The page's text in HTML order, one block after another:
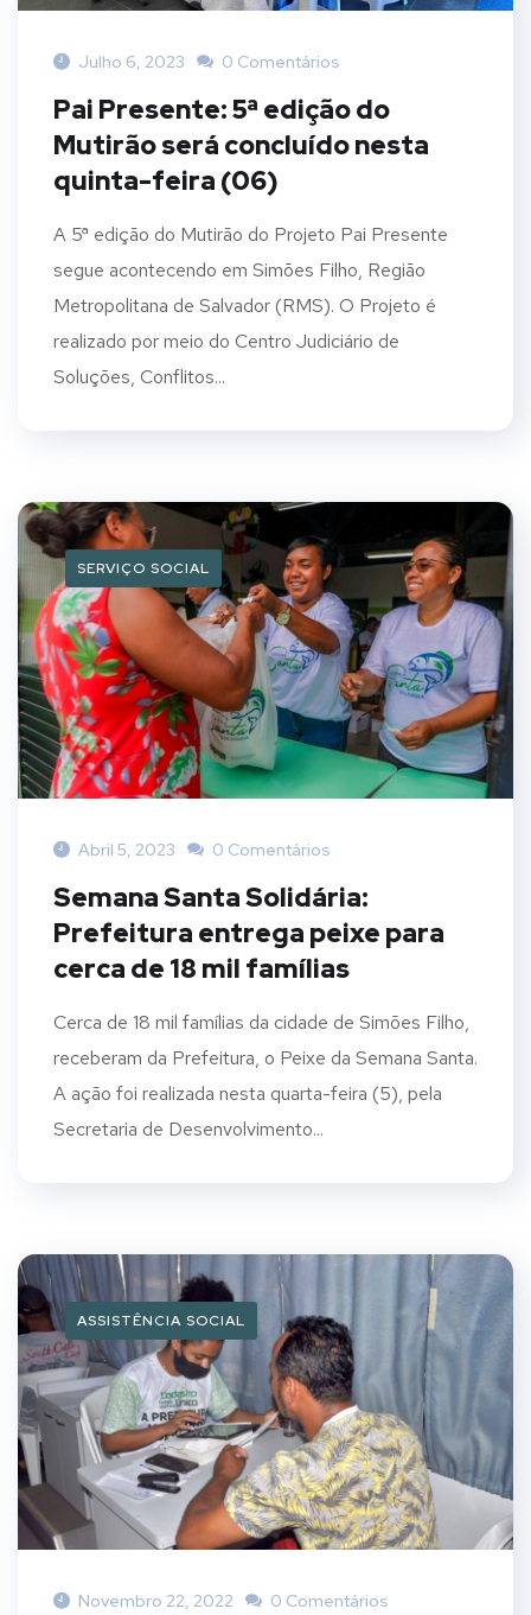
Julho 6, 2023 0 Comentários
Pai Presente: 5ª edição do
Mutirão será concluído nesta
quinta-feira (06)
A 5ª edição do Mutirão do Projeto Pai Presente
segue acontecendo em Simões Filho, Região
Metropolitana de Salvador (RMS). O Projeto é
realizado por meio do Centro Judiciário de
Soluções, Conflitos...
SERVIÇO SOCIAL
Abril 5, 2023 0 Comentários
Semana Santa Solidária:
Prefeitura entrega peixe para
cerca de 18 mil famílias
Cerca de 18 mil famílias da cidade de Simões Filho,
receberam da Prefeitura, o Peixe da Semana Santa.
A ação foi realizada nesta quarta-feira (5), pela
Secretaria de Desenvolvimento...
ASSISTÊNCIA SOCIAL
Novembro 22, 2022 0 Comentários